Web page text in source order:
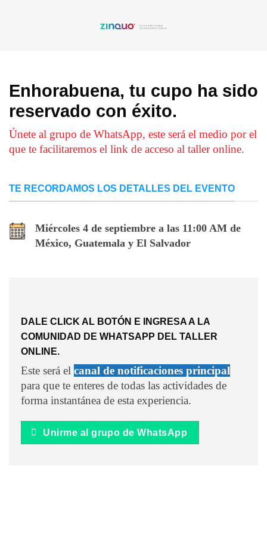
Enhorabuena, tu cupo ha sido
reservado con éxito.
Únete al grupo de WhatsApp, este será el medio por el
que te facilitaremos el link de acceso al taller online.
TE RECORDAMOS LOS DETALLES DEL EVENTO
Miércoles 4 de septiembre a las 11:00 AM de
México, Guatemala y El Salvador
DALE CLICK AL BOTÓN E INGRESA A LA
COMUNIDAD DE WHATSAPP DEL TALLER
ONLINE.
Este será el canal de notificaciones principal
para que te enteres de todas las actividades de
forma instantánea de esta experiencia.
Unirme al grupo de WhatsApp